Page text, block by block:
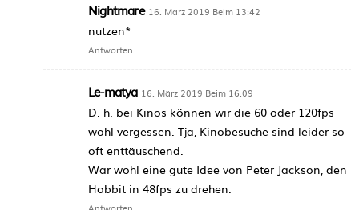
Nightmare 16. März 2019 Beim 13:42
nutzen*
Antworten
Le-matya 16. März 2019 Beim 16:09
D. h. bei Kinos können wir die 60 oder 120fps
wohl vergessen. Tja, Kinobesuche sind leider so
oft enttäuschend.
War wohl eine gute Idee von Peter Jackson, den
Hobbit in 48fps zu drehen.